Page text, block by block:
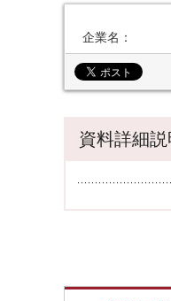
企業名：
資料詳細説